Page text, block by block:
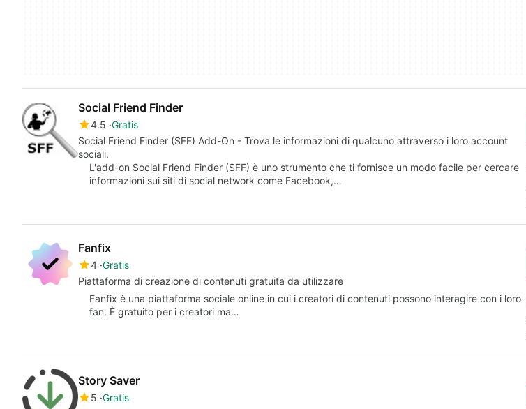
Social Friend Finder
4.5 Gratis
Social Friend Finder (SFF) Add-On - Trova le informazioni di qualcuno attraverso i loro account
sociali.
L'add-on Social Friend Finder (SFF) è uno strumento che ti fornisce un modo facile per cercare
informazioni sui siti di social network come Facebook,…
Fanfix
4 Gratis
Piattaforma di creazione di contenuti gratuita da utilizzare
Fanfix è una piattaforma sociale online in cui i creatori di contenuti possono interagire con i loro
fan. È gratuito per i creatori ma…
Story Saver
5 Gratis